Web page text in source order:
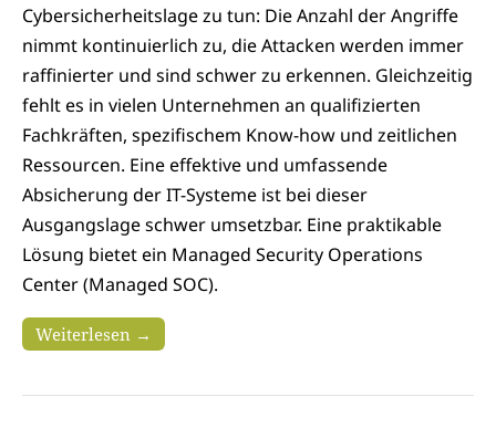
Cybersicherheitslage zu tun: Die Anzahl der Angriffe
nimmt kontinuierlich zu, die Attacken werden immer
raffinierter und sind schwer zu erkennen. Gleichzeitig
fehlt es in vielen Unternehmen an qualifizierten
Fachkräften, spezifischem Know-how und zeitlichen
Ressourcen. Eine effektive und umfassende
Absicherung der IT-Systeme ist bei dieser
Ausgangslage schwer umsetzbar. Eine praktikable
Lösung bietet ein Managed Security Operations
Center (Managed SOC).
Weiterlesen →